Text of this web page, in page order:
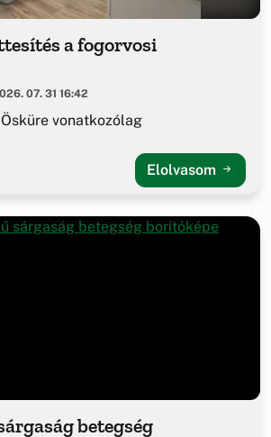
a fogorvosi
07. 31 16:42
vonatkozólag
Elolvasom
betegség